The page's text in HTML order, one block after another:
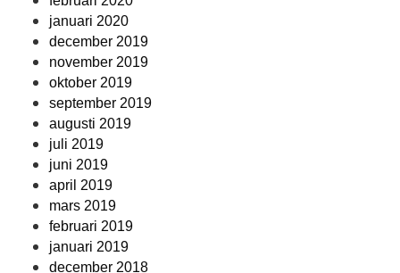
januari 2020
december 2019
november 2019
oktober 2019
september 2019
augusti 2019
juli 2019
juni 2019
april 2019
mars 2019
februari 2019
januari 2019
december 2018